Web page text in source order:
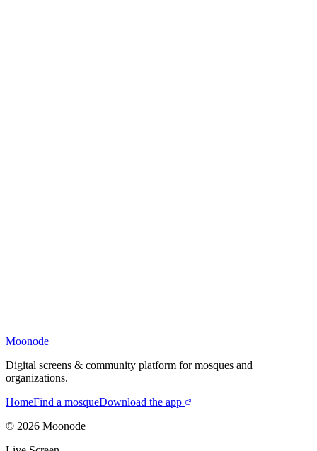
Moonode
Digital screens & community platform for mosques and
organizations.
HomeFind a mosqueDownload the app
© 2026 Moonode